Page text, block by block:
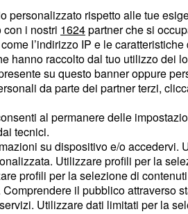
personalizzato rispetto alle tue
i nostri 1624partner che si
l’indirizzo IP e le
hanno raccolto dal tuo utilizzo dei
su questo banner oppure
da parte dei partner terzi,
al permanere delle
tecnici.
su dispositivo e/o accedervi.
Utilizzare profili per la
profili per la selezione di
il pubblico attraverso
Utilizzare dati limitati per la